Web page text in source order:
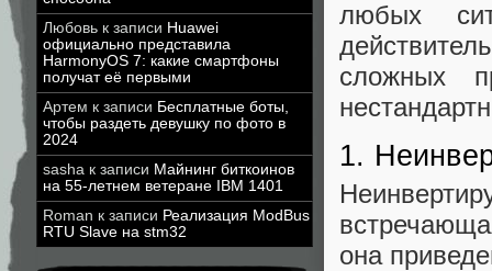
Любовь к записи Huawei
официально представила
HarmonyOS 7: какие смартфоны
получат её первыми
Артем к записи Бесплатные боты,
чтобы раздеть девушку по фото в
2024
sasha к записи Майнинг биткоинов
на 55-летнем ветеране IBM 1401
Roman к записи Реализация ModBus
RTU Slave на stm32
любых
сложных
1.
она